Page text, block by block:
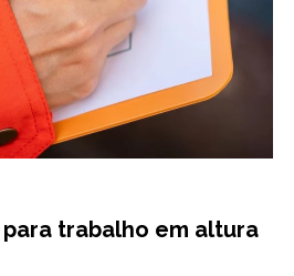
trabalho em altura